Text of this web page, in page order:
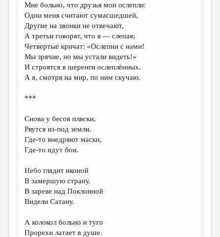
Мне больно, что друзья мои ослепли:
Одни меня считают сумасшедшей,
Другие на звонки не отвечают,
А третьи говорят, что я — слепая;
Четвертые кричат: «Ослепни с нами!
Мы зрячие, но мы устали видеть!»
И строятся в шеренги ослеплённых.
А я, смотря на мир, по ним скучаю.
***
Снова у бесов пляски,
Рвутся из-под земли.
Где-то внедряют маски,
Где-то идут бои.
Небо глядит иконой
В замершую страну.
В зареве над Поклонной
Видели Сатану.
А колокол больно и туго
Прорехи латает в душе.